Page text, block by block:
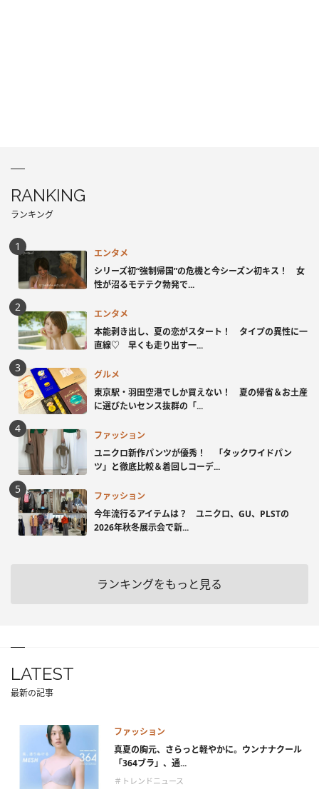
RANKING
ランキング
エンタメ
シリーズ初“強制帰国”の危機と今シーズン初キス！ 女
性が沼るモテテク勃発で...
エンタメ
本能剥き出し、夏の恋がスタート！ タイプの異性に一
直線♡ 早くも走り出す一...
グルメ
東京駅・羽田空港でしか買えない！ 夏の帰省＆お土産
に選びたいセンス抜群の「...
ファッション
ユニクロ新作パンツが優秀！ 「タックワイドパン
ツ」と徹底比較＆着回しコーデ...
ファッション
今年流行るアイテムは？ ユニクロ、GU、PLSTの
2026年秋冬展示会で新...
ランキングをもっと見る
LATEST
最新の記事
ファッション
真夏の胸元、さらっと軽やかに。ウンナナクール
「364ブラ」、通...
＃トレンドニュース